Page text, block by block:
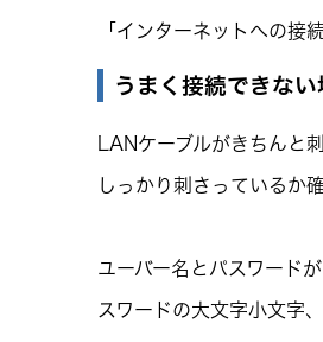
「インターネットへの接
うまく接続できない
LANケーブルがきちんと
しっかり刺さっているか
ユーバー名とパスワード
スワードの大文字小文字